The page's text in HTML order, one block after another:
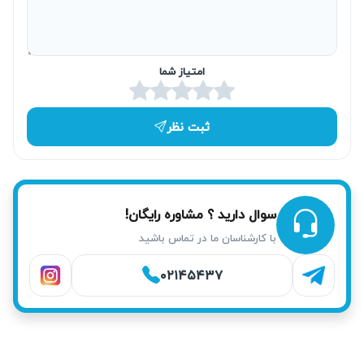
قبض انرژی می‌شود.
ریسک‌های ایمنی در صورت نشتی یا اتصالی
نشتی آب، اتصالات برقی معیوب یا سیم‌کشی آسیب‌دیده در
آبسردکن افترون می‌تواند موجب خطر آتش‌سوزی یا برق‌گرفتگی
بررسی و رفع شود.
امتیاز شما
ثبت نظر
سوال دارید ؟ مشاوره رایگان!
با کارشناسان ما در تماس باشید
۰۲۱۴۵۴۳۷